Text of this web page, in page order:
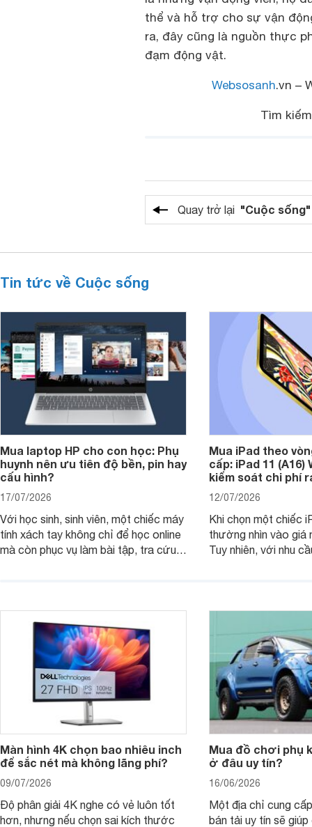
thể và hỗ trợ cho sự vận
ra, đây cũng là nguồn thực
đạm động vật.
Websosanh.vn –
Tìm
Quay trở lại "Cuộc sống"
Tin tức về Cuộc sống
Mua laptop HP cho con học: Phụ
huynh nên ưu tiên độ bền, pin hay
cấu hình?
17/07/2026
Với học sinh, sinh viên, một chiếc máy
tính xách tay không chỉ để học online
mà còn phục vụ làm bài tập, tra cứu,
thay vì chỉ so sánh cấu hình trên giấy.
Mua iPad theo
cấp: iPad 11 (A16)
kiểm soát chi phí
12/07/2026
Khi chọn một chiếc
thường nhìn vào
Tuy nhiên, với nhu
không, dùng được
Màn hình 4K chọn bao nhiêu inch
để sắc nét mà không lãng phí?
09/07/2026
Độ phân giải 4K nghe có vẻ luôn tốt
hơn, nhưng nếu chọn sai kích thước
Mua đồ chơi phụ
ở đâu uy tín?
16/06/2026
Một địa chỉ cung
bán tải uy tín sẽ